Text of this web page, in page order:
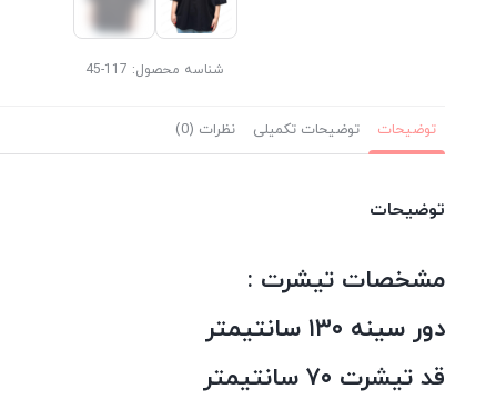
شناسه محصول: 117-45
توضیحات توضیحات تکمیلی نظرات (0)
توضیحات
مشخصات تیشرت :
دور سینه ۱۳۰ سانتیمتر
قد تیشرت ۷۰ سانتیمتر